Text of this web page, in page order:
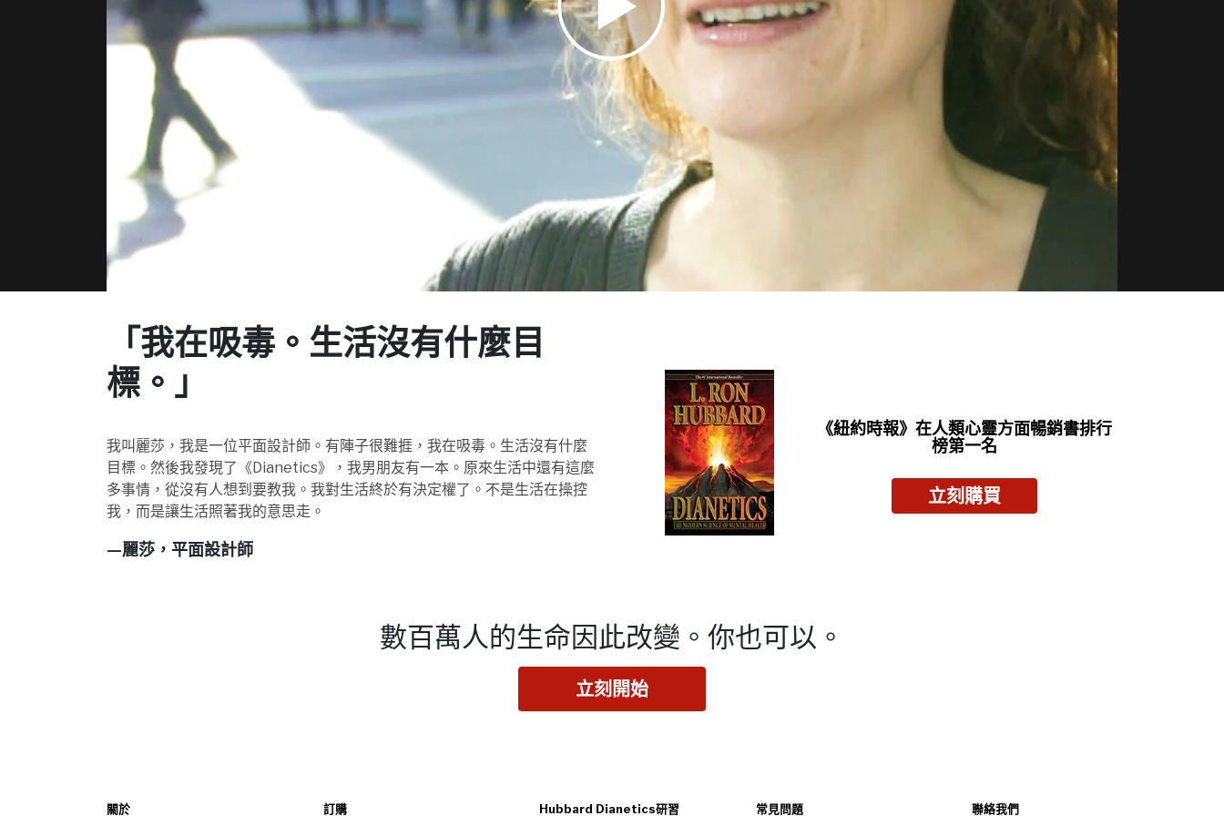
Play
Video
「我在吸毒。 生活沒有什麼目
標。」
我叫麗莎，我是一位平面設計師。有陣子很難捱，我在吸毒。生活沒有什麼
目標。然後我發現了《Dianetics》
，我男朋友有一本。原來生活中還有這麼
多事情，從沒有人想到要教我。我對生活終於有決定權了。不是生活在操控
我，而是讓生活照著我的意思走。
—麗莎，平面設計師
《紐約時報》 在人類心靈方面暢銷書排行
榜第一名
立刻購買
數百萬人的生命因此改變。 你也可以。
立刻開始
關於 訂購 Hubbard Dianetics研習 常見問題 聯絡我們